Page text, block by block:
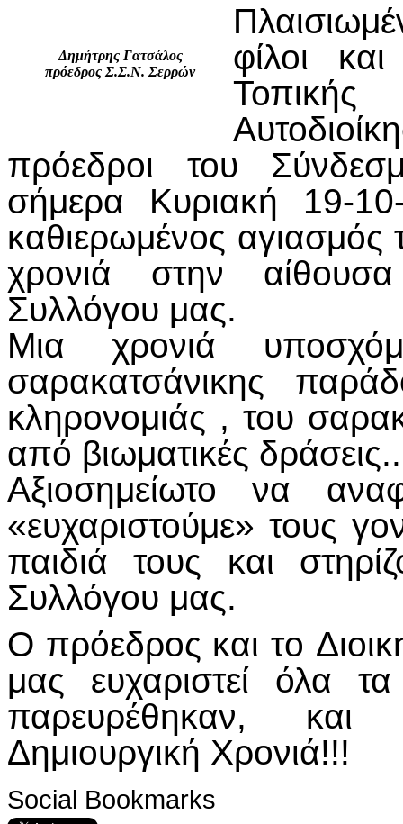
Δημήτρης Γατσάλος
πρόεδρος Σ.Σ.Ν. Σερρών
φίλοι
πρόεδροι του
σήμερα Κυριακή 19-
καθιερωμένος αγιασμός
χρονιά στην
Συλλόγου μας.
Μια χρονιά
σαρακατσάνικης
κληρονομιάς , του
από βιωματικές
Αξιοσημείωτο να
«ευχαριστούμε» τους
παιδιά τους και
Συλλόγου μας.
Ο πρόεδρος και τo
μας ευχαριστεί όλα
παρευρέθηκαν, και
Δημιουργική Χρονιά!!!
Social Bookmarks